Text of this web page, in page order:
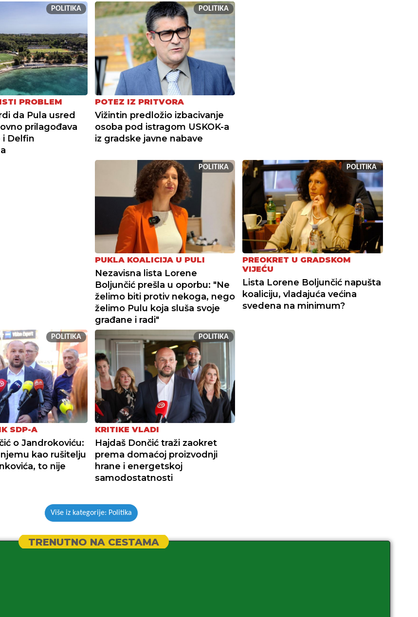
POLITIKA
PROBLEM
da Pula usred
prilagođava
i Delfin
POLITIKA
POTEZ IZ PRITVORA
Vižintin predložio izbacivanje
osoba pod istragom USKOK-a
iz gradske javne nabave
POLITIKA
PUKLA KOALICIJA U PULI
Nezavisna lista Lorene
Boljunčić prešla u oporbu: "Ne
želimo biti protiv nekoga, nego
želimo Pulu koja sluša svoje
građane i radi"
POLITIKA
PREOKRET U GRADSKOM
VIJEĆU
Lista Lorene Boljunčić napušta
koaliciju, vladajuća većina
svedena na minimum?
POLITIKA
SDP-A
o Jandrokoviću:
kao rušitelju
to nije
POLITIKA
KRITIKE VLADI
Hajdaš Dončić traži zaokret
prema domaćoj proizvodnji
hrane i energetskoj
samodostatnosti
Više iz kategorije: Politika
TRENUTNO NA CESTAMA